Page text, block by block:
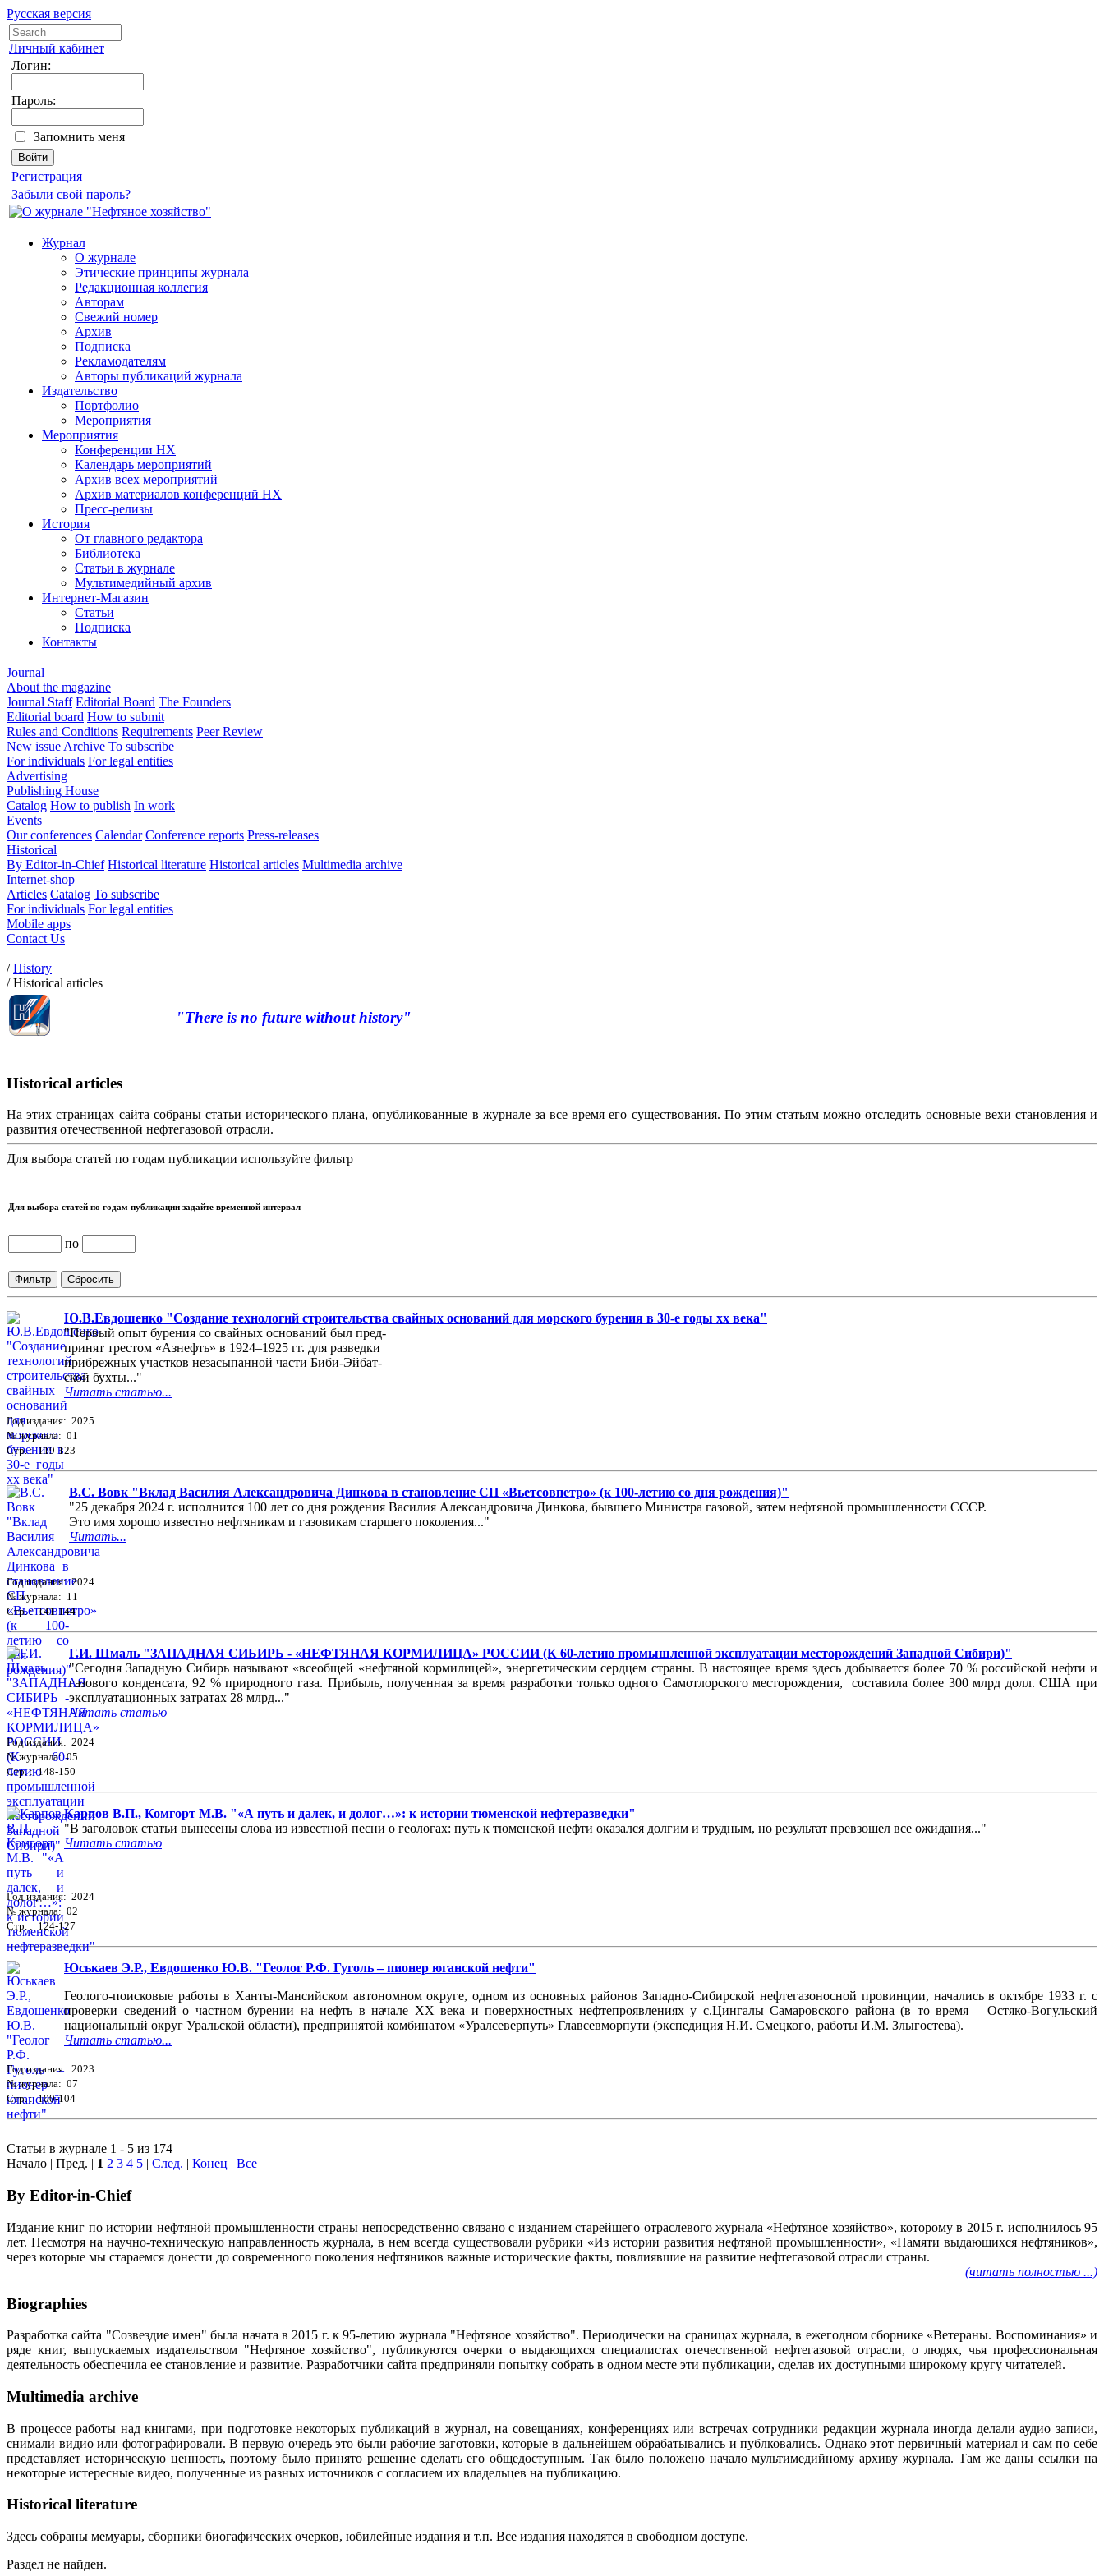
Русская версия
Личный кабинет
Логин:
Пароль:
Запомнить меня
Регистрация
Забыли свой пароль?
Журнал
О журнале
Этические принципы журнала
Редакционная коллегия
Авторам
Свежий номер
Архив
Подписка
Рекламодателям
Авторы публикаций журнала
Издательство
Портфолио
Мероприятия
Мероприятия
Конференции НХ
Календарь мероприятий
Архив всех мероприятий
Архив материалов конференций НХ
Пресс-релизы
История
От главного редактора
Библиотека
Статьи в журнале
Мультимедийный архив
Интернет-Магазин
Статьи
Подписка
Контакты
Journal
About the magazine
Journal Staff Editorial Board The Founders
Editorial board How to submit
Rules and Conditions Requirements Peer Review
New issue Archive To subscribe
For individuals For legal entities
Advertising
Publishing House
Catalog How to publish In work
Events
Our conferences Calendar Conference reports Press-releases
Historical
By Editor-in-Chief Historical literature Historical articles Multimedia archive
Internet-shop
Articles Catalog To subscribe
For individuals For legal entities
Mobile apps
Contact Us
/History
/Historical articles
"There is no future without history"
Historical articles
На этих страницах сайта собраны статьи исторического плана, опубликованные в журнале за все время его существования. По этим статьям можно отследить основные вехи становления и
развития отечественной нефтегазовой отрасли.
Для выбора статей по годам публикации используйте фильтр
Для выбора статей по годам публикации задайте временной интервал
по
Ю.В.Евдошенко "Создание технологий строительства свайных оснований для морского бурения в 30-е годы хх века"
"Первый опыт бурения со свайных оснований был пред-
принят трестом «Азнефть» в 1924–1925 гг. для разведки
прибрежных участков незасыпанной части Биби-Эйбат-
ской бухты..."
Читать статью...
Год издания: 2025
№ журнала: 01
Стр. : 119-123
В.С. Вовк "Вклад Василия Александровича Динкова в становление СП «Вьетсовпетро» (к 100-летию со дня рождения)"
"25 декабря 2024 г. исполнится 100 лет со дня рождения Василия Александровича Динкова, бывшего Министра газовой, затем нефтяной промышленности СССР.
Это имя хорошо известно нефтяникам и газовикам старшего поколения..."
Читать...
Год издания: 2024
№ журнала: 11
Стр. : 141-144
Г.И. Шмаль "ЗАПАДНАЯ СИБИРЬ - «НЕФТЯНАЯ КОРМИЛИЦА» РОССИИ (К 60-летию промышленной эксплуатации месторождений Западной Сибири)"
"Сегодня Западную Сибирь называют «всеобщей «нефтяной кормилицей», энергетическим сердцем страны. В настоящее время здесь добывается более 70 % российской нефти и
газового конденсата, 92 % природного газа. Прибыль, полученная за время разработки только одного Самотлорского месторождения, составила более 300 млрд долл. США при
эксплуатационных затратах 28 млрд..."
Читать статью
Год издания: 2024
№ журнала: 05
Стр. : 148-150
Карпов В.П., Комгорт М.В. "«А путь и далек, и долог…»: к истории тюменской нефтеразведки"
"В заголовок статьи вынесены слова из известной песни о геологах: путь к тюменской нефти оказался долгим и трудным, но результат превзошел все ожидания..."
Читать статью
Год издания: 2024
№ журнала: 02
Стр. : 124-127
Юськаев Э.Р., Евдошенко Ю.В. "Геолог Р.Ф. Гуголь – пионер юганской нефти"
Геолого-поисковые работы в Ханты-Мансийском автономном округе, одном из основных районов Западно-Сибирской нефтегазоносной провинции, начались в октябре 1933 г. с
проверки сведений о частном бурении на нефть в начале ХХ века и поверхностных нефтепроявлениях у с.Цингалы Самаровского района (в то время – Остяко-Вогульский
национальный округ Уральской области), предпринятой комбинатом «Уралсеверпуть» Главсевморпути (экспедиция Н.И. Смецкого, работы И.М. Злыгостева).
Читать статью...
Год издания: 2023
№ журнала: 07
Стр. : 100-104
Статьи в журнале 1 - 5 из 174
Начало | Пред. | 1 2 3 4 5 | След. | Конец | Все
By Editor-in-Chief
Издание книг по истории нефтяной промышленности страны непосредственно связано с изданием старейшего отраслевого журнала «Нефтяное хозяйство», которому в 2015 г. исполнилось 95
лет. Несмотря на научно-техническую направленность журнала, в нем всегда существовали рубрики «Из истории развития нефтяной промышленности», «Памяти выдающихся нефтяников»,
через которые мы стараемся донести до современного поколения нефтяников важные исторические факты, повлиявшие на развитие нефтегазовой отрасли страны.
(читать полностью ...)
Biographies
Разработка сайта "Созвездие имен" была начата в 2015 г. к 95-летию журнала "Нефтяное хозяйство". Периодически на сраницах журнала, в ежегодном сборнике «Ветераны. Воспоминания» и
ряде книг, выпускаемых издательством "Нефтяное хозяйство", публикуются очерки о выдающихся специалистах отечественной нефтегазовой отрасли, о людях, чья профессиональная
деятельность обеспечила ее становление и развитие. Разработчики сайта предприняли попытку собрать в одном месте эти публикации, сделав их доступными широкому кругу читателей.
Multimedia archive
В процессе работы над книгами, при подготовке некоторых публикаций в журнал, на совещаниях, конференциях или встречах сотрудники редакции журнала иногда делали аудио записи,
снимали видио или фотографировали. В первую очередь это были рабочие заготовки, которые в дальнейшем обрабатывались и публковались. Однако этот первичный материал и сам по себе
представляет историческую ценность, поэтому было принято решение сделать его общедоступным. Так было положено начало мультимедийному архиву журнала. Там же даны ссылки на
некоторые истересные видео, полученные из разных источников с согласием их владельцев на публикацию.
Historical literature
Здесь собраны мемуары, сборники биогафических очерков, юбилейные издания и т.п. Все издания находятся в свободном доступе.
Раздел не найден.